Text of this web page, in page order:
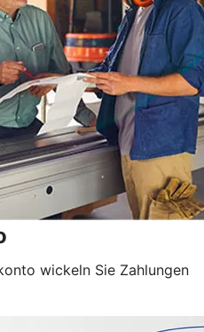
wickeln Sie Zahlungen